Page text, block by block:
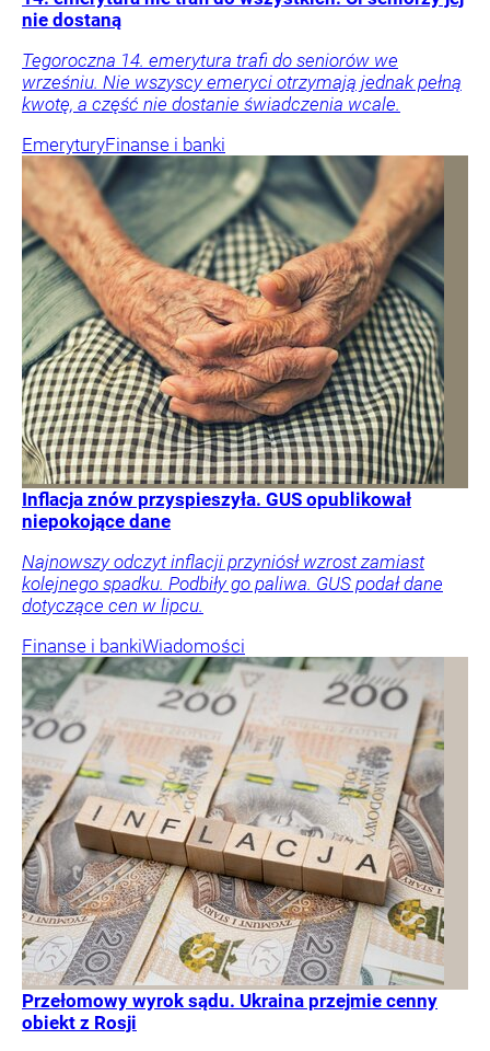
nie dostaną
Tegoroczna 14. emerytura trafi do seniorów we
wrześniu. Nie wszyscy emeryci otrzymają jednak pełną
kwotę, a część nie dostanie świadczenia wcale.
EmeryturyFinanse i banki
Inflacja znów przyspieszyła. GUS opublikował
niepokojące dane
Najnowszy odczyt inflacji przyniósł wzrost zamiast
kolejnego spadku. Podbiły go paliwa. GUS podał dane
dotyczące cen w lipcu.
Finanse i bankiWiadomości
Przełomowy wyrok sądu. Ukraina przejmie cenny
obiekt z Rosji